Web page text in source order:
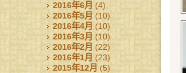
2016年6月 (4)
2016年5月(10)
2016年4月 (10)
2016年3月 (10)
2016年2月 (22)
2016年1月 (23)
2015年12月 (5)